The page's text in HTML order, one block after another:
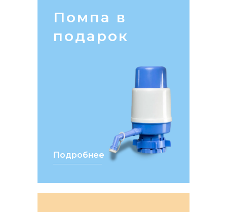
Помпа в
подарок
Подробнее